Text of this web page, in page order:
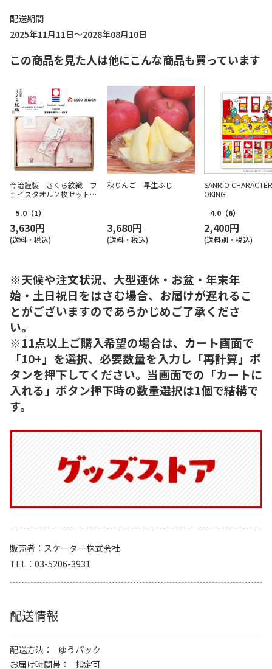
配送期間
2025年11月11日～2028年08月10日
この商品を見た人は他にこんな商品も買っています
今治謹製 さくら紋織 フ
ェイスタオル２枚セット
5.0 （1）
3,630円
(送料・税込)
秋りんご 早生ふじ
3,680円
(送料・税込)
SANRIO
OKING-
4.0 （6）
2,400円
(送料別・税込)
※天候や注文状況、大型連休・お盆・年末年
始・土日祝日をはさむ場合、お届けが遅れるこ
とがございますのであらかじめご了承くださ
い。
※11点以上ご購入希望の場合は、カート画面で
「10+」を選択、必要数量を入力し「再計算」ボ
タンを押下してください。当画面での「カートに
入れる」ボタン押下時の数量選択は1個で結構で
す。
販売者
スケーター株式会社
TEL
03-5206-3931
配送情報
配送方法
ゆうパック
お届け時間帯
指定可